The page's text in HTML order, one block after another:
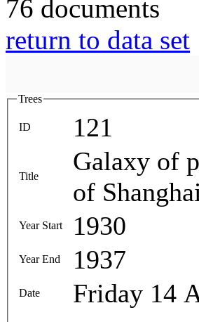
76 documents
return to data set
Trees
ID 121
Title
Galaxy of
of
Year Start 1930
Year End 1937
Date Friday 14